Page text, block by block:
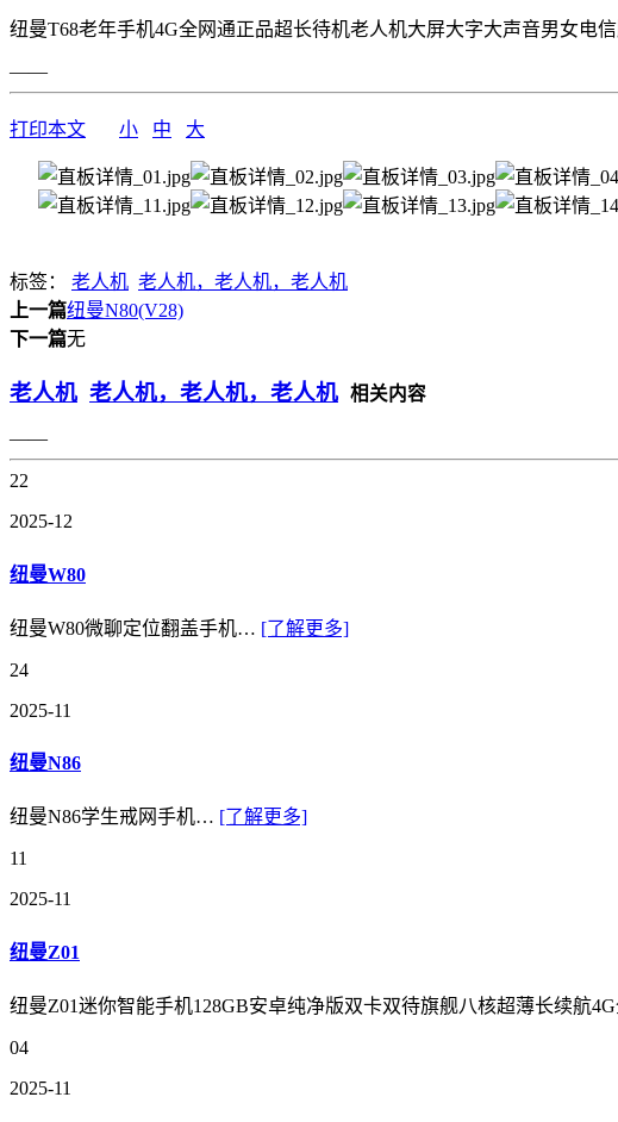
纽曼T68老年手机4G全网通正品超长待机老人机大屏大字大声音男女电
——
打印本文 小 中 大
标签： 老人机 老人机，老人机，老人机
上一篇纽曼N80(V28)
下一篇无
老人机 老人机，老人机，老人机 相关内容
——
22
2025-12
纽曼W80
纽曼W80微聊定位翻盖手机… [了解更多]
24
2025-11
纽曼N86
纽曼N86学生戒网手机… [了解更多]
11
2025-11
纽曼Z01
纽曼Z01迷你智能手机128GB安卓纯净版双卡双待旗舰八核超薄长续航
04
2025-11